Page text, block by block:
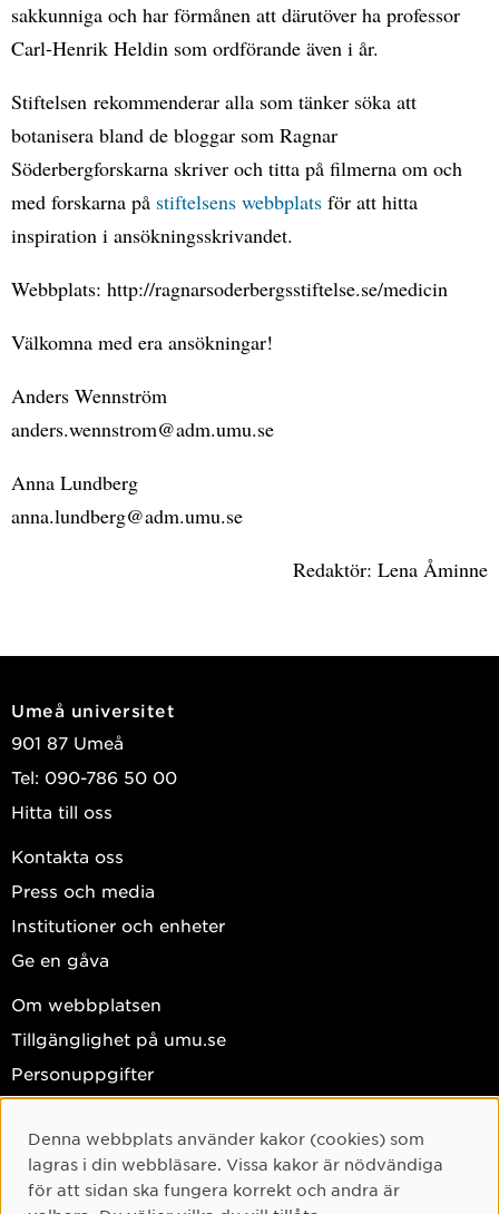
sakkunniga och har förmånen att därutöver ha professor
Carl-Henrik Heldin som ordförande även i år.
Stiftelsen rekommenderar alla som tänker söka att
botanisera bland de bloggar som Ragnar
Söderbergforskarna skriver och titta på filmerna om och
med forskarna på stiftelsens webbplats för att hitta
inspiration i ansökningsskrivandet.
Webbplats: http://ragnarsoderbergsstiftelse.se/medicin
Välkomna med era ansökningar!
Anders Wennström
anders.wennstrom@adm.umu.se
Anna Lundberg
anna.lundberg@adm.umu.se
Redaktör: Lena Åminne
Umeå universitet
901 87 Umeå
Tel: 090-786 50 00
Hitta till oss
Kontakta oss
Press och media
Institutioner och enheter
Ge en gåva
Om webbplatsen
Tillgänglighet på umu.se
Personuppgifter
Facebook
Instagram
Cookie-samtycke
Denna webbplats använder kakor (cookies) som
lagras i din webbläsare. Vissa kakor är nödvändiga
för att sidan ska fungera korrekt och andra är